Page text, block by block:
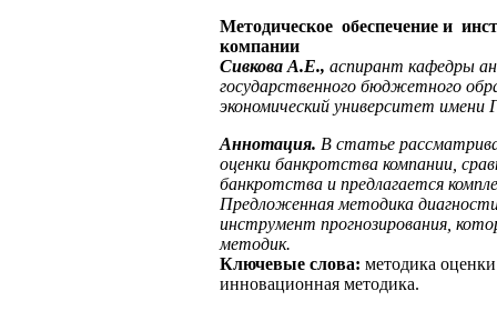
Методическое обеспечение и
компании
Сивкова А.Е., аспирант кафедры
государственного бюджетного
экономический университет имени
Аннотация. В статье
оценки банкротства компании,
банкротства и предлагается
Предложенная методика
инструмент прогнозирования,
методик.
Ключевые слова: методика
инновационная методика.